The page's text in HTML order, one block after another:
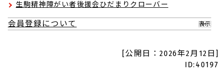
生駒精神障がい者後援会ひだまりクローバー
会員登録について 表示
[公開日：2026年2月12日]
ID:40197